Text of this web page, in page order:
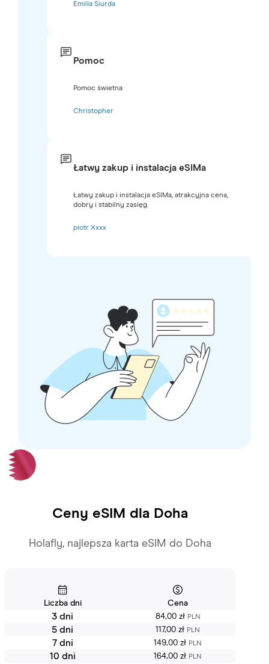
Emilia Siurda
Pomoc
Pomoc świetna
Christopher
Łatwy zakup i instalacja eSIMa
Łatwy zakup i instalacja eSIMa, atrakcyjna cena,
dobry i stabilny zasięg.
piotr Xxxx
Ceny eSIM dla Doha
Holafly, najlepsza karta eSIM do Doha
Liczba dni Cena
3 dni 84,00 zł PLN
5 dni 117,00 zł PLN
7 dni 149,00 zł PLN
10 dni 164,00 zł PLN